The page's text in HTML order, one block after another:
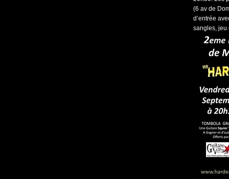
(6 av de
d’entrée
sangles,